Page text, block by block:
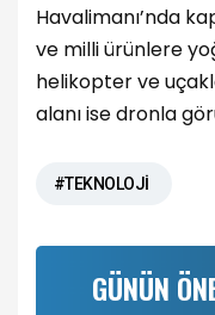
Havalimanı’nda
ve milli ürünlere
helikopter ve
alanı ise dronla
#TEKNOLOJİ
GÜNÜN